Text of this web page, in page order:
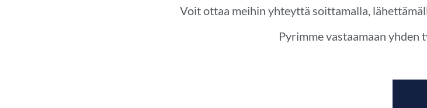
Voit ottaa meihin yhteyttä soittamalla,
Pyrimme vastaamaan yhden